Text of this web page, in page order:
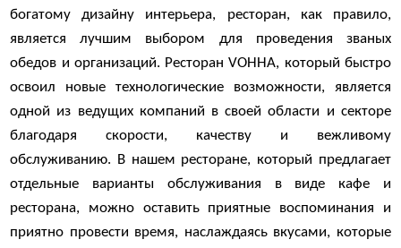
богатому дизайну интерьера, ресторан, как правило,
является лучшим выбором для проведения званых
обедов и организаций. Ресторан VOHHA, который быстро
освоил новые технологические возможности, является
одной из ведущих компаний в своей области и секторе
благодаря скорости, качеству и вежливому
обслуживанию. В нашем ресторане, который предлагает
отдельные варианты обслуживания в виде кафе и
ресторана, можно оставить приятные воспоминания и
приятно провести время, наслаждаясь вкусами, которые